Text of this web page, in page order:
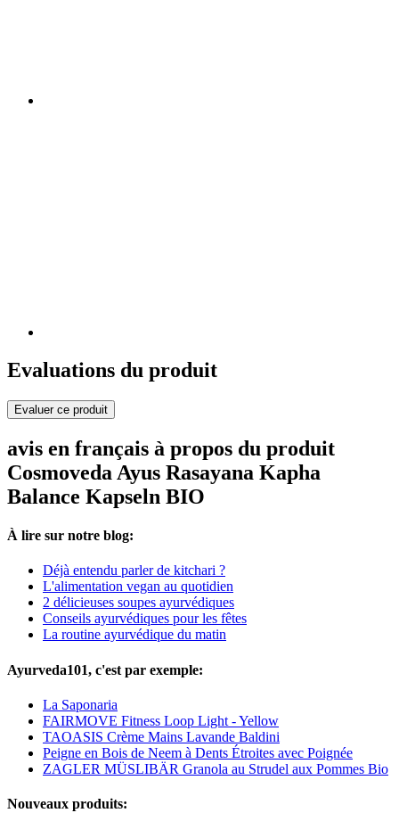
Evaluations du produit
Evaluer ce produit
avis en français à propos du produit
Cosmoveda Ayus Rasayana Kapha
Balance Kapseln BIO
À lire sur notre blog:
Déjà entendu parler de kitchari ?
L'alimentation vegan au quotidien
2 délicieuses soupes ayurvédiques
Conseils ayurvédiques pour les fêtes
La routine ayurvédique du matin
Ayurveda101, c'est par exemple:
La Saponaria
FAIRMOVE Fitness Loop Light - Yellow
TAOASIS Crème Mains Lavande Baldini
Peigne en Bois de Neem à Dents Étroites avec Poignée
ZAGLER MÜSLIBÄR Granola au Strudel aux Pommes Bio
Nouveaux produits: